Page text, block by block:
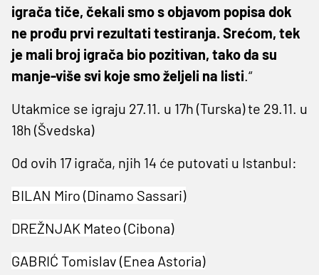
igrača tiče, čekali smo s objavom popisa dok
ne prođu prvi rezultati testiranja. Srećom, tek
je mali broj igrača bio pozitivan, tako da su
manje-više svi koje smo željeli na listi.“
Utakmice se igraju 27.11. u 17h (Turska) te 29.11. u
18h (Švedska)
Od ovih 17 igrača, njih 14 će putovati u Istanbul:
BILAN Miro (Dinamo Sassari)
DREŽNJAK Mateo (Cibona)
GABRIĆ Tomislav (Enea Astoria)